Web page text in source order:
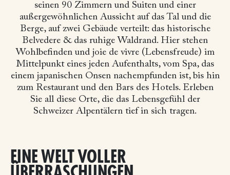
seinen 90 Zimmern und Suiten und einer
außergewöhnlichen Aussicht auf das Tal und die
Berge, auf zwei Gebäude verteilt: das historische
Belvedere & das ruhige Waldrand. Hier stehen
Wohlbefinden und joie de vivre (Lebensfreude) im
Mittelpunkt eines jeden Aufenthalts, vom Spa, das
einem japanischen Onsen nachempfunden ist, bis hin
zum Restaurant und den Bars des Hotels. Erleben
Sie all diese Orte, die das Lebensgefühl der
Schweizer Alpentälern tief in sich tragen.
EINE WELT VOLLER